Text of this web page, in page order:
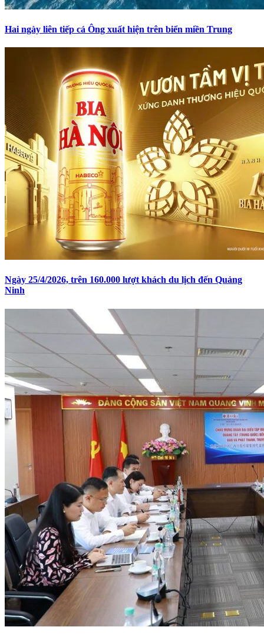
Hai ngày liên tiếp cá Ông xuất hiện trên biển miền Trung
Ngày 25/4/2026, trên 160.000 lượt khách du lịch đến Quảng
Ninh